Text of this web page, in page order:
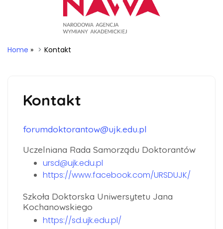
Home » Kontakt
Kontakt
forumdoktorantow@ujk.edu.pl
Uczelniana Rada Samorządu Doktorantów
ursd@ujk.edu.pl
https://www.facebook.com/URSDUJK/
Szkoła Doktorska Uniwersytetu Jana
Kochanowskiego
https://sd.ujk.edu.pl/